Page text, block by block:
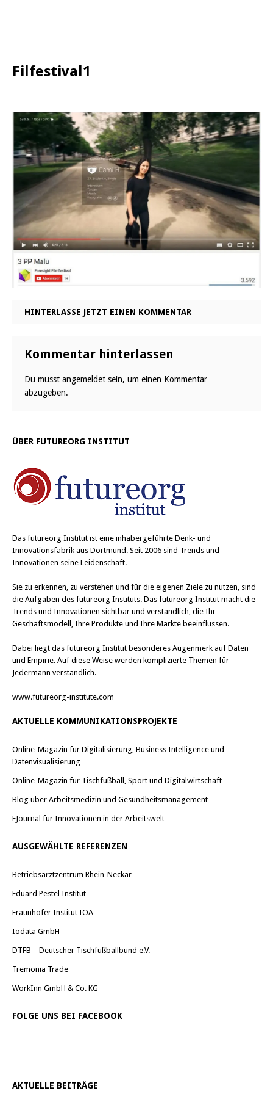
Filfestival1
HINTERLASSE JETZT EINEN KOMMENTAR
Kommentar hinterlassen
Du musst angemeldet sein, um einen Kommentar
abzugeben.
ÜBER FUTUREORG INSTITUT
Das futureorg Institut ist eine inhabergeführte Denk- und
Innovationsfabrik aus Dortmund. Seit 2006 sind Trends und
Innovationen seine Leidenschaft.
Sie zu erkennen, zu verstehen und für die eigenen Ziele zu nutzen, sind
die Aufgaben des futureorg Instituts. Das futureorg Institut macht die
Trends und Innovationen sichtbar und verständlich, die Ihr
Geschäftsmodell, Ihre Produkte und Ihre Märkte beeinflussen.
Dabei liegt das futureorg Institut besonderes Augenmerk auf Daten
und Empirie. Auf diese Weise werden komplizierte Themen für
Jedermann verständlich.
www.futureorg-institute.com
AKTUELLE KOMMUNIKATIONSPROJEKTE
Online-Magazin für Digitalisierung, Business Intelligence und
Datenvisualisierung
Online-Magazin für Tischfußball, Sport und Digitalwirtschaft
Blog über Arbeitsmedizin und Gesundheitsmanagement
EJournal für Innovationen in der Arbeitswelt
AUSGEWÄHLTE REFERENZEN
Betriebsarztzentrum Rhein-Neckar
Eduard Pestel Institut
Fraunhofer Institut IOA
Iodata GmbH
DTFB – Deutscher Tischfußballbund e.V.
Tremonia Trade
WorkInn GmbH & Co. KG
FOLGE UNS BEI FACEBOOK
AKTUELLE BEITRÄGE